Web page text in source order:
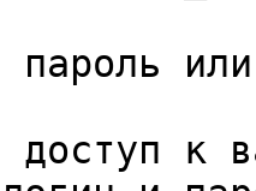
доступ к